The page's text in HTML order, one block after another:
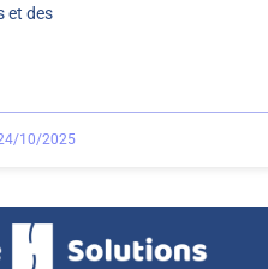
et des
10/2025